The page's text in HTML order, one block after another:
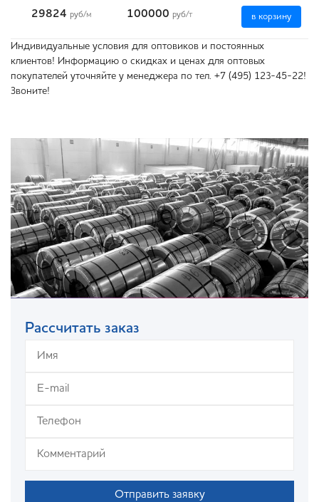
29824 руб/м 100000 руб/т в корзину
Индивидуальные условия для оптовиков и постоянных
клиентов! Информацию о скидках и ценах для оптовых
покупателей уточняйте у менеджера по тел. +7 (495) 123-45-22!
Звоните!
Рассчитать заказ
Отправить заявку